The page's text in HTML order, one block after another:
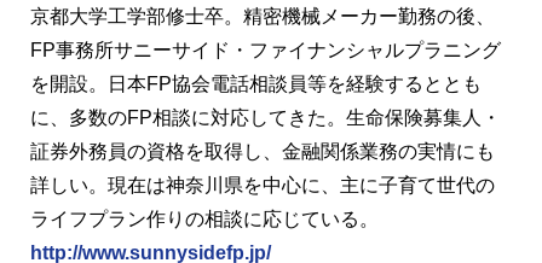
京都大学工学部修士卒。精密機械メーカー勤務の後、
FP事務所サニーサイド・ファイナンシャルプラニング
を開設。日本FP協会電話相談員等を経験するととも
に、多数のFP相談に対応してきた。生命保険募集人・
証券外務員の資格を取得し、金融関係業務の実情にも
詳しい。現在は神奈川県を中心に、主に子育て世代の
ライフプラン作りの相談に応じている。
http://www.sunnysidefp.jp/